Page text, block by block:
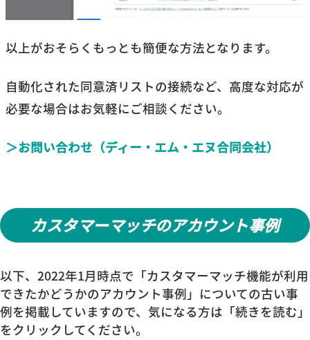
以上がおそらくもっとも簡便な方法となります。
自動化された同意済リストの接続など、高度な対応が
必要な場合はお気軽にご相談ください。
＞お問い合わせ（ディー・エム・エヌ合同会社）
カスタマーマッチのアカウント事例
以下、2022年1月時点で「カスタマーマッチ機能が利用
できたかどうかのアカウント事例」についての古い事
例を掲載していますので、気になる方は「続きを読む」
をクリックしてください。